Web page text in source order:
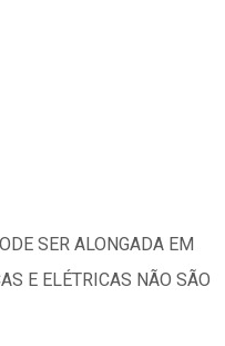
SER ALONGADA EM
E ELÉTRICAS NÃO SÃO